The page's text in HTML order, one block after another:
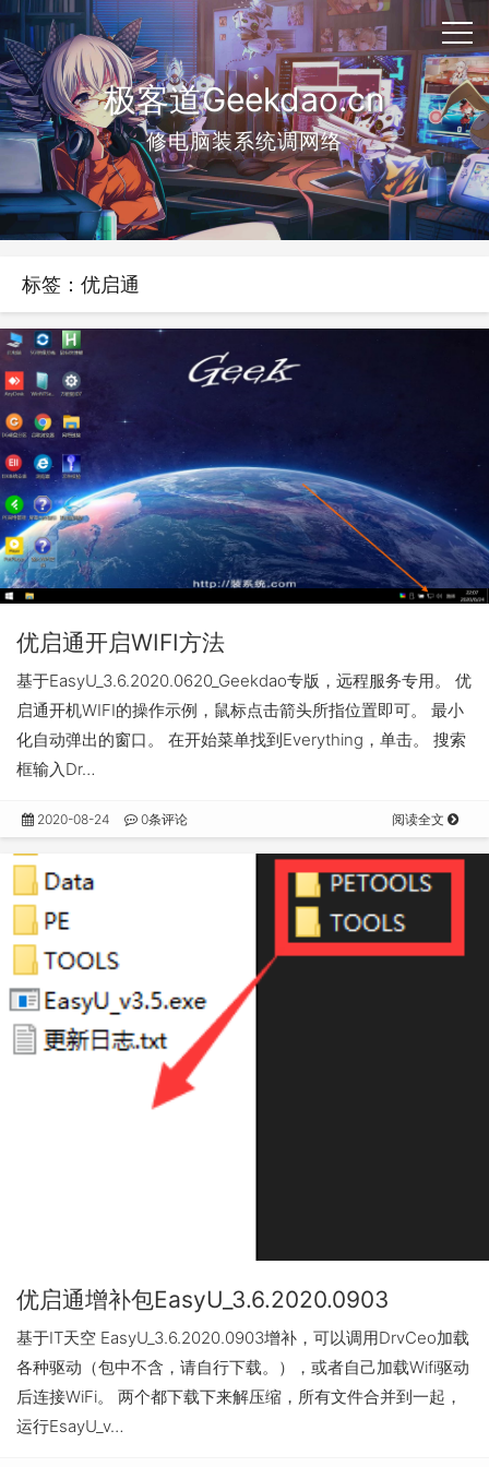
极客道Geekdao.cn
修电脑装系统调网络
标签：优启通
优启通开启WIFI方法
基于EasyU_3.6.2020.0620_Geekdao专版，远程服务专用。 优
启通开机WIFI的操作示例，鼠标点击箭头所指位置即可。 最小
化自动弹出的窗口。 在开始菜单找到Everything，单击。 搜索
框输入Dr…
2020-08-24 0条评论 阅读全文
优启通增补包EasyU_3.6.2020.0903
基于IT天空 EasyU_3.6.2020.0903增补，可以调用DrvCeo加载
各种驱动（包中不含，请自行下载。），或者自己加载Wifi驱动
后连接WiFi。 两个都下载下来解压缩，所有文件合并到一起，
运行EsayU_v…